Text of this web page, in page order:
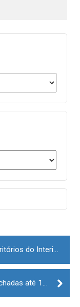
Conferências da Estrela sobre "Territórios do Interior: Desafios e Oportunidades"
Covid-19: Fronteiras com Espanha fechadas até 16 de março